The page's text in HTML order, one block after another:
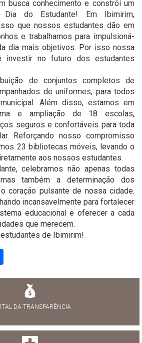
busca conhecimento e constrói um
do Estudante! Em Ibimirim,
que nossos estudantes dão em
e trabalhamos para impulsioná-
dia mais objetivos. Por isso nossa
investir no futuro dos estudantes
de conjuntos completos de
de uniformes, para todos
Além disso, estamos em
e ampliação de 18 escolas,
seguros e confortáveis para toda
Reforçando nosso compromisso
23 bibliotecas móveis, levando o
aos nossos estudantes.
celebramos não apenas todas
também a determinação dos
coração pulsante de nossa cidade.
incansavelmente para fortalecer
educacional e oferecer a cada
que merecem.
de Ibimirim!
DA TRANSPARÊNCIA